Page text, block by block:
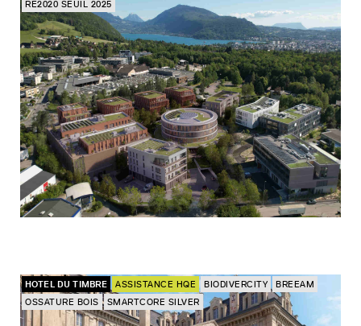
RE2020 SEUIL 2025
HOTEL DU TIMBRE ASSISTANCE HQE BIODIVERCITY
BREEAM
OSSATURE BOIS
SMARTCORE SILVER